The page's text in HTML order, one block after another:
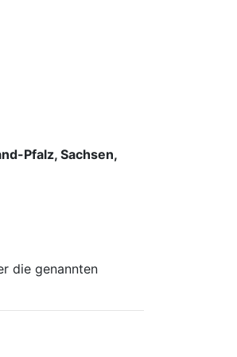
Pfalz, Sachsen,
die genannten